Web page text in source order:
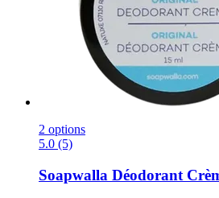
2 options
5.0 (5)
Soapwalla Déodorant